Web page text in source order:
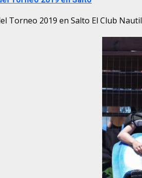
Torneo 2019 en Salto El Club